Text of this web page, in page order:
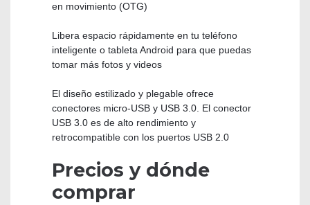
en movimiento (OTG)
Libera espacio rápidamente en tu teléfono
inteligente o tableta Android para que puedas
tomar más fotos y videos
El diseño estilizado y plegable ofrece
conectores micro-USB y USB 3.0. El conector
USB 3.0 es de alto rendimiento y
retrocompatible con los puertos USB 2.0
Precios y dónde
comprar